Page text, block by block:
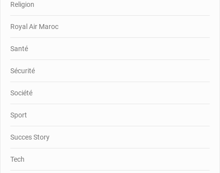
Religion
Royal Air Maroc
Santé
Sécurité
Société
Sport
Succes Story
Tech